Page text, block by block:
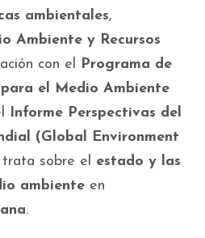
ambientales,
Ambiente y Recursos
con el Programa de
el Medio Ambiente
Informe Perspectivas del
(Global Environment
trata sobre el estado y las
ambiente en
.